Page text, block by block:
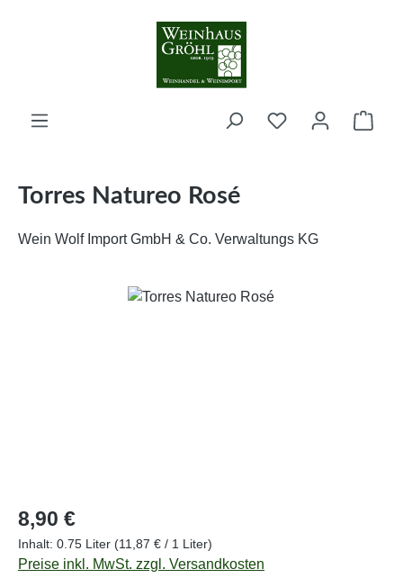
Zum Hauptinhalt springen
Torres Natureo Rosé
Wein Wolf Import GmbH & Co. Verwaltungs KG
Bildergalerie überspringen
Regulärer Preis:
8,90 €
Inhalt: 0.75 Liter (11,87 € / 1 Liter)
Preise inkl. MwSt. zzgl. Versandkosten